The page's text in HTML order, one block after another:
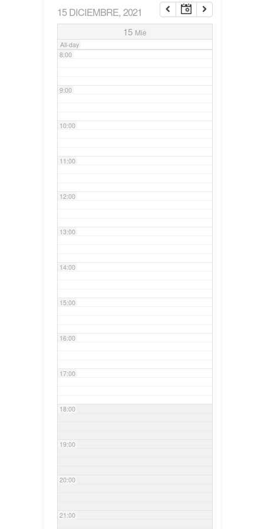
15 DICIEMBRE, 2021
15 Mie
All-day
7:00
8:00
9:00
10:00
11:00
12:00
13:00
14:00
15:00
16:00
17:00
18:00
19:00
20:00
21:00